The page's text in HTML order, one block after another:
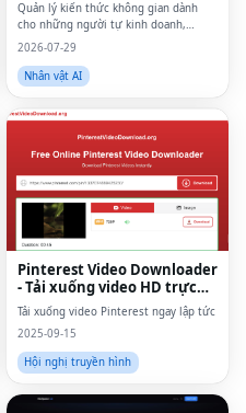
Quản lý kiến ​​thức không gian dành
cho những người tự kinh doanh,
những người làm nghề tự do và
thần kinh.
2026-07-29
Nhân vật AI
Pinterest Video Downloader
- Tải xuống video HD trực
tuyến
Tải xuống video Pinterest ngay lập tức
2025-09-15
Hội nghị truyền hình